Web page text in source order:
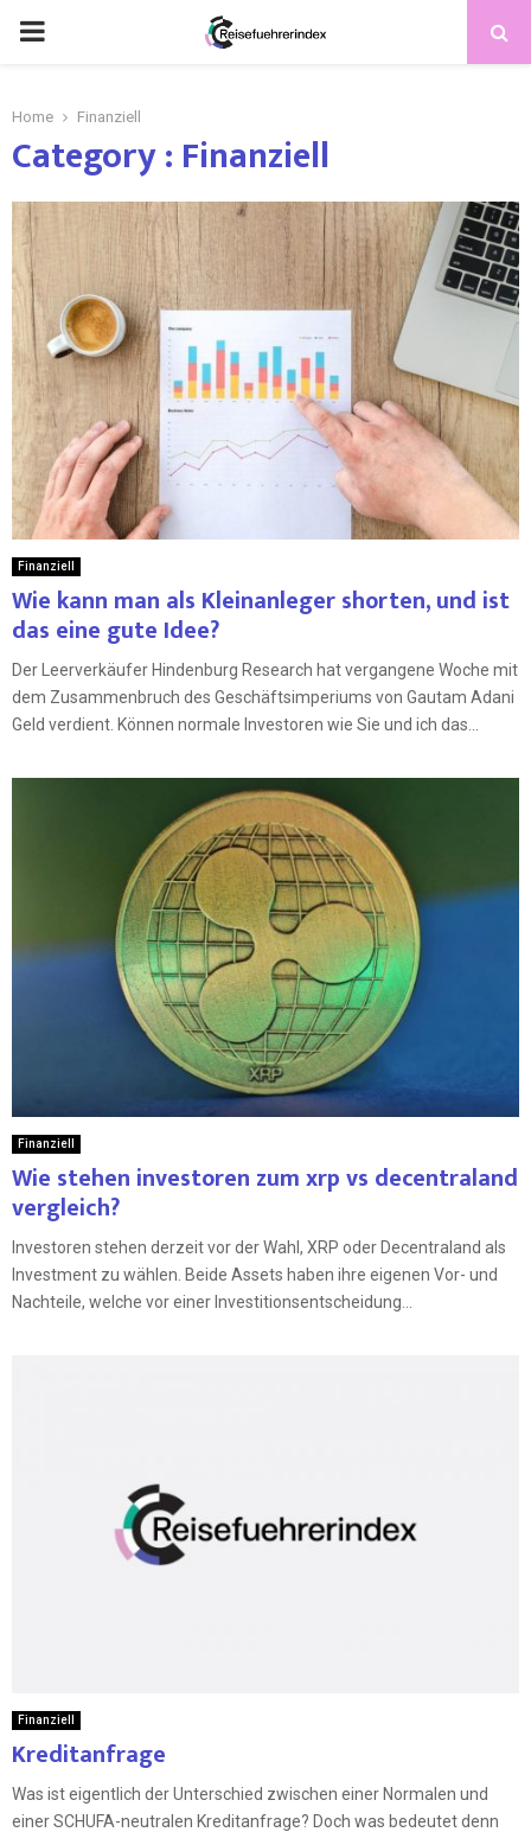
Home Finanziell
Category : Finanziell
Finanziell
Wie kann man als Kleinanleger shorten, und ist
das eine gute Idee?
Der Leerverkäufer Hindenburg Research hat vergangene Woche mit
dem Zusammenbruch des Geschäftsimperiums von Gautam Adani
Geld verdient. Können normale Investoren wie Sie und ich das...
Finanziell
Wie stehen investoren zum xrp vs decentraland
vergleich?
Investoren stehen derzeit vor der Wahl, XRP oder Decentraland als
Investment zu wählen. Beide Assets haben ihre eigenen Vor- und
Nachteile, welche vor einer Investitionsentscheidung...
Finanziell
Kreditanfrage
Was ist eigentlich der Unterschied zwischen einer Normalen und
einer SCHUFA-neutralen Kreditanfrage? Doch was bedeutet denn